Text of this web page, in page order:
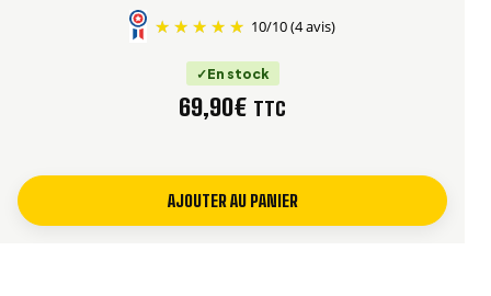
10/10(4 avis)
En stock
69,90€ TTC
AJOUTER AU PANIER